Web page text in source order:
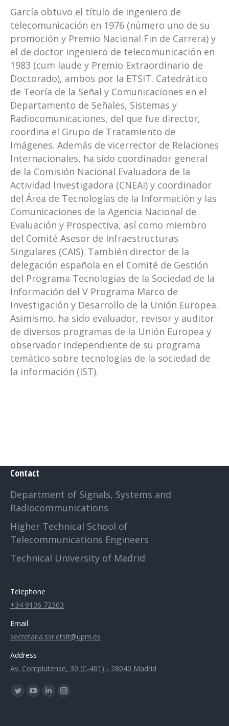
García obtuvo el título de ingeniero de
telecomunicación en 1976 (número uno de su
promoción y Premio Nacional Fin de Carrera) y
el de doctor ingeniero de telecomunicación en
1983 (cum laude y Premio Extraordinario de
Doctorado), ambos por la ETSIT. Catedrático
de Teoría de la Señal y Comunicaciones en el
Departamento de Señales, Sistemas y
Radiocomunicaciones, del que fue director,
coordina el Grupo de Tratamiento de
Imágenes. Además de vicerrector de Relaciones
Internacionales, ha sido coordinador general
de la Comisión Nacional Evaluadora de la
Actividad Investigadora (CNEAI) y coordinador
del Área de Tecnologías de la Información y las
Comunicaciones de la Agencia Nacional de
Evaluación y Prospectiva, así como miembro
del Comité Asesor de Infraestructuras
Singulares (CAIS). También director de la
delegación española en el Comité de Gestión
del Programa Tecnologías de la Sociedad de la
Información del V Programa Marco de
Investigación y Desarrollo de la Unión Europea.
Asimismo, ha sido evaluador, revisor y auditor
de diversos programas de la Unión Europea y
observador independiente de su programa
temático sobre tecnologías de la sociedad de
la información (IST).
Contact
Department of Signals, Systems and
Radiocommunications
Higher Technical School of
Telecommunications Engineers
Technical University of Madrid
Telephone
+34 9106 72303
Email
secretaria.ssr.etsit@upm.es
Address
Av. Complutense, 30 (C-401) - 28040 Madrid
Find us on:
TwitterYouTube
LinkedinInstagram